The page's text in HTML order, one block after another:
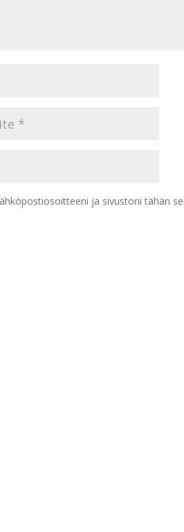
ja sivustoni tähän